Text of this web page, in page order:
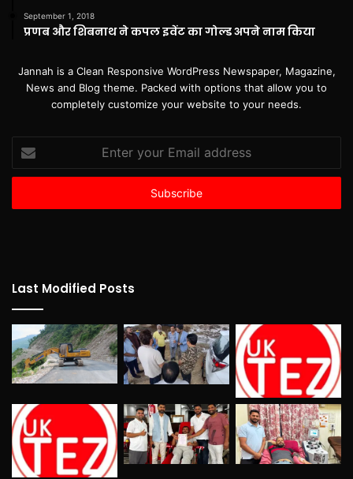
September 1, 2018
प्रणब और शिबनाथ ने कपल इवेंट का गोल्ड अपने नाम किया
Jannah is a Clean Responsive WordPress Newspaper, Magazine,
News and Blog theme. Packed with options that allow you to
completely customize your website to your needs.
Enter
your
Email
Last Modified Posts